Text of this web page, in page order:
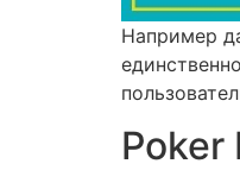
Например
Poker